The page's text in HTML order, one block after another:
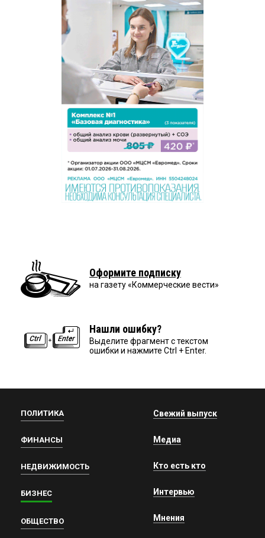
Оформите подписку
на газету «Коммерческие вести»
Нашли ошибку?
Выделите фрагмент с текстом
ошибки и нажмите Ctrl + Enter.
ПОЛИТИКА
ФИНАНСЫ
НЕДВИЖИМОСТЬ
БИЗНЕС
ОБЩЕСТВО
Свежий выпуск
Медиа
Кто есть кто
Интервью
Мнения